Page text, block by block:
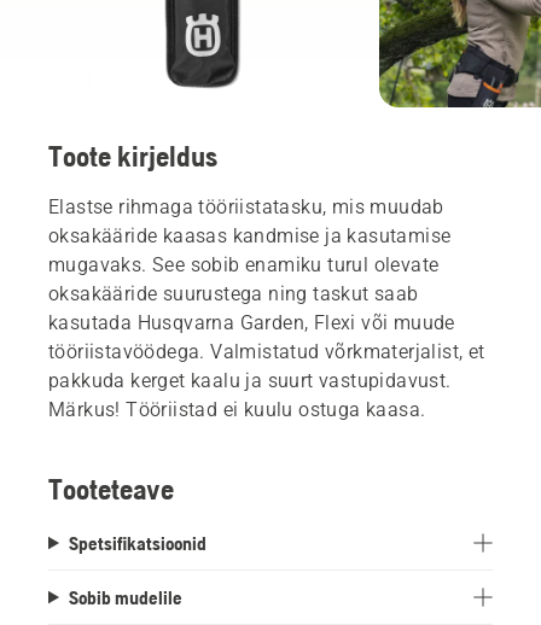
Toote kirjeldus
Elastse rihmaga tööriistatasku, mis muudab
oksakääride kaasas kandmise ja kasutamise
mugavaks. See sobib enamiku turul olevate
oksakääride suurustega ning taskut saab
kasutada Husqvarna Garden, Flexi või muude
tööriistavöödega. Valmistatud võrkmaterjalist, et
pakkuda kerget kaalu ja suurt vastupidavust.
Märkus! Tööriistad ei kuulu ostuga kaasa.
Tooteteave
Spetsifikatsioonid
Sobib mudelile